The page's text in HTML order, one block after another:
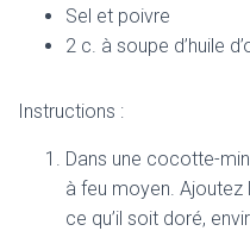
Sel et poivre
2 c. à soupe d’huile
Instructions :
Dans une cocotte-
à feu moyen. Ajoutez
ce qu’il soit doré,